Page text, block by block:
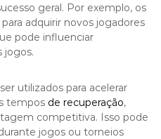
geral. Por exemplo, os
adquirir novos jogadores
pode influenciar
jogos.
utilizados para acelerar
tempos de recuperação,
competitiva. Isso pode
jogos ou torneios